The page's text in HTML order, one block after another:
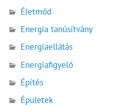
Életmód
Energia tanúsítvány
Energiaellátás
Energiafigyelő
Építés
Épületek